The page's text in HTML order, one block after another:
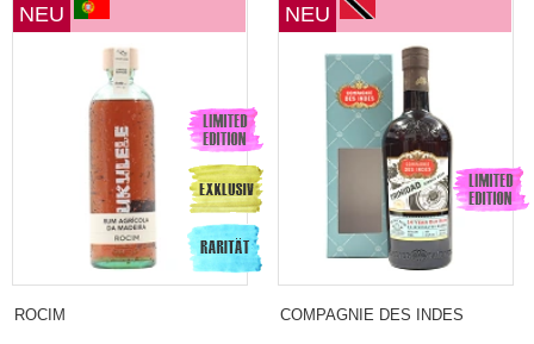
NEU
ROCIM
NEU
COMPAGNIE DES INDES